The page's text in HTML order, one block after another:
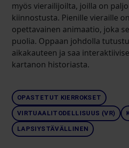
myös vierailijoilta, joilla on
kiinnostusta. Pienille vieraille
opettavainen animaatio, joka
puolia. Oppaan johdolla
aikakauteen ja saa
kartanon historiasta.
OPASTETUT KIERROKSET
VIRTUAALITODELLISUUS (VR)
LAPSIYSTÄVÄLLINEN